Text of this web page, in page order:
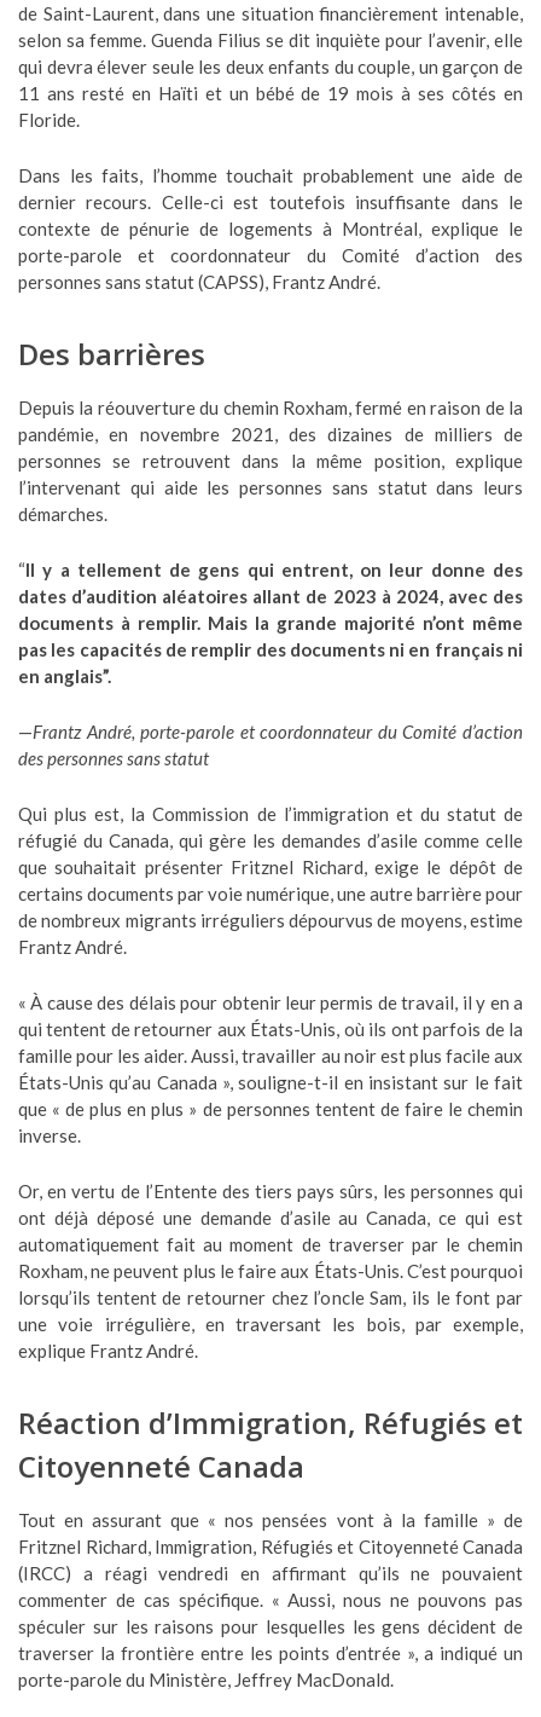
de Saint-Laurent, dans une situation financièrement intenable,
selon sa femme. Guenda Filius se dit inquiète pour l’avenir, elle
qui devra élever seule les deux enfants du couple, un garçon de
11 ans resté en Haïti et un bébé de 19 mois à ses côtés en
Floride.
Dans les faits, l’homme touchait probablement une aide de
dernier recours. Celle-ci est toutefois insuffisante dans le
contexte de pénurie de logements à Montréal, explique le
porte-parole et coordonnateur du Comité d’action des
personnes sans statut (CAPSS), Frantz André.
Des barrières
Depuis la réouverture du chemin Roxham, fermé en raison de la
pandémie, en novembre 2021, des dizaines de milliers de
personnes se retrouvent dans la même position, explique
l’intervenant qui aide les personnes sans statut dans leurs
démarches.
“Il y a tellement de gens qui entrent, on leur donne des
dates d’audition aléatoires allant de 2023 à 2024, avec des
documents à remplir. Mais la grande majorité n’ont même
pas les capacités de remplir des documents ni en français ni
en anglais”.
—Frantz André, porte-parole et coordonnateur du Comité d’action
des personnes sans statut
Qui plus est, la Commission de l’immigration et du statut de
réfugié du Canada, qui gère les demandes d’asile comme celle
que souhaitait présenter Fritznel Richard, exige le dépôt de
certains documents par voie numérique, une autre barrière pour
de nombreux migrants irréguliers dépourvus de moyens, estime
Frantz André.
« À cause des délais pour obtenir leur permis de travail, il y en a
qui tentent de retourner aux États-Unis, où ils ont parfois de la
famille pour les aider. Aussi, travailler au noir est plus facile aux
États-Unis qu’au Canada », souligne-t-il en insistant sur le fait
que « de plus en plus » de personnes tentent de faire le chemin
inverse.
Or, en vertu de l’Entente des tiers pays sûrs, les personnes qui
ont déjà déposé une demande d’asile au Canada, ce qui est
automatiquement fait au moment de traverser par le chemin
Roxham, ne peuvent plus le faire aux États-Unis. C’est pourquoi
lorsqu’ils tentent de retourner chez l’oncle Sam, ils le font par
une voie irrégulière, en traversant les bois, par exemple,
explique Frantz André.
Réaction d’Immigration, Réfugiés et
Citoyenneté Canada
Tout en assurant que « nos pensées vont à la famille » de
Fritznel Richard, Immigration, Réfugiés et Citoyenneté Canada
(IRCC) a réagi vendredi en affirmant qu’ils ne pouvaient
commenter de cas spécifique. « Aussi, nous ne pouvons pas
spéculer sur les raisons pour lesquelles les gens décident de
traverser la frontière entre les points d’entrée », a indiqué un
porte-parole du Ministère, Jeffrey MacDonald.